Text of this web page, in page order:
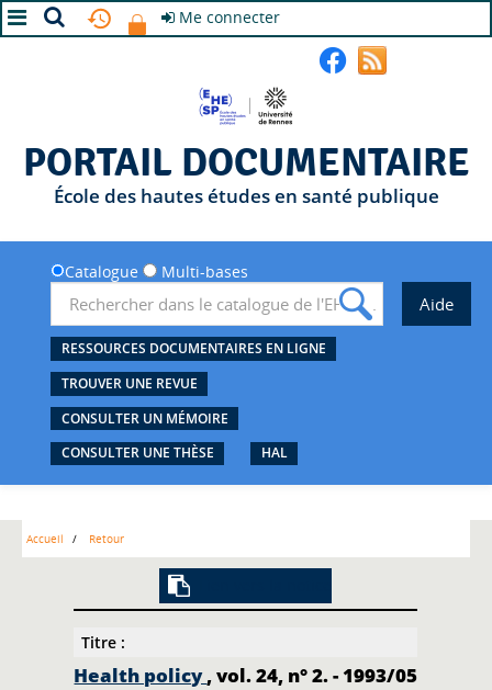
Me connecter
PORTAIL DOCUMENTAIRE
École des hautes études en santé publique
Catalogue Multi-bases
RESSOURCES DOCUMENTAIRES EN LIGNE
TROUVER UNE REVUE
CONSULTER UN MÉMOIRE
CONSULTER UNE THÈSE
HAL
Accueil Retour
Titre :
Health policy , vol. 24, n° 2. - 1993/05